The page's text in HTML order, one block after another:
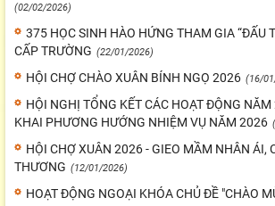
(02/02/2026)
375 HỌC SINH HÀO HỨNG THAM GIA “ĐẤU
CẤP TRƯỜNG (22/01/2026)
HỘI CHỢ CHÀO XUÂN BÍNH NGỌ 2026 (16/
HỘI NGHỊ TỔNG KẾT CÁC HOẠT ĐỘNG
KHAI PHƯƠNG HƯỚNG NHIỆM VỤ NĂM 2026
HỘI CHỢ XUÂN 2026 - GIEO MẦM NHÂN ÁI,
THƯƠNG (12/01/2026)
HOẠT ĐỘNG NGOẠI KHÓA CHỦ ĐỀ "CHÀO